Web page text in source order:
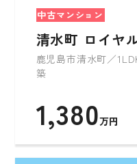
中古マンション
清水町 ロイヤ
鹿児島市清水町／
築
1,380万円